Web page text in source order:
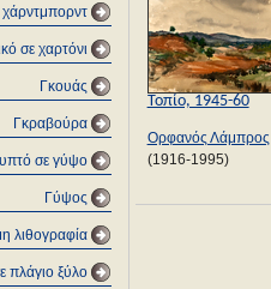
χάρντμπορντ
σε χαρτόνι
Γκουάς
Γκραβούρα
σε γύψο
Γύψος
λιθογραφία
πλάγιο ξύλο
Τοπίο, 1945-60
Ορφανός Λάμπρος
(1916-1995)